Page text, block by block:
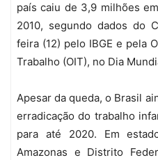
país caiu de 3,9 milhões
2010, segundo dados do
feira (12) pelo IBGE e pela
Trabalho (OIT), no Dia
Apesar da queda, o Brasil
erradicação do trabalho
para até 2020. Em
Amazonas e Distrito